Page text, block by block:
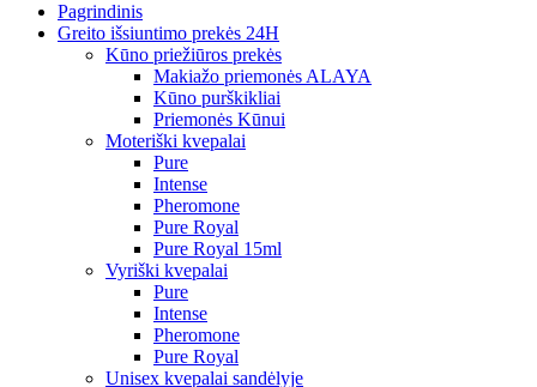
Pagrindinis
Greito išsiuntimo prekės 24H
Kūno priežiūros prekės
Makiažo priemonės ALAYA
Kūno purškikliai
Priemonės Kūnui
Moteriški kvepalai
Pure
Intense
Pheromone
Pure Royal
Pure Royal 15ml
Vyriški kvepalai
Pure
Intense
Pheromone
Pure Royal
Unisex kvepalai sandėlyje